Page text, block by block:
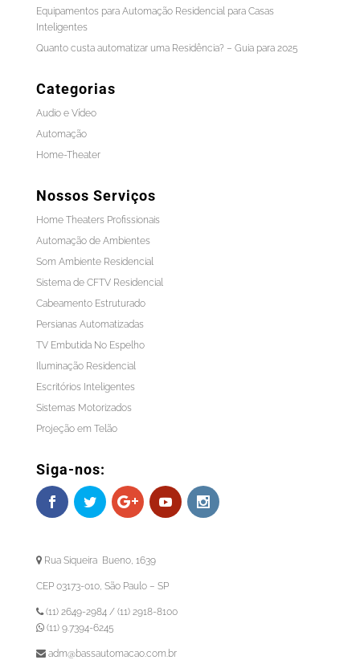
Equipamentos para Automação Residencial para Casas
Inteligentes
Quanto custa automatizar uma Residência? – Guia para 2025
Categorias
Audio e Vídeo
Automação
Home-Theater
Nossos Serviços
Home Theaters Profissionais
Automação de Ambientes
Som Ambiente Residencial
Sistema de CFTV Residencial
Cabeamento Estruturado
Persianas Automatizadas
TV Embutida No Espelho
Iluminação Residencial
Escritórios Inteligentes
Sistemas Motorizados
Projeção em Telão
Siga-nos:
Rua Siqueira Bueno, 1639
CEP 03173-010, São Paulo – SP
(11) 2649-2984 / (11) 2918-8100
(11) 9.7394-6245
adm@bassautomacao.com.br